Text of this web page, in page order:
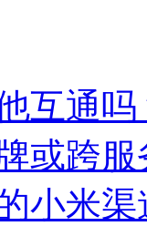
互通
或跨
小米